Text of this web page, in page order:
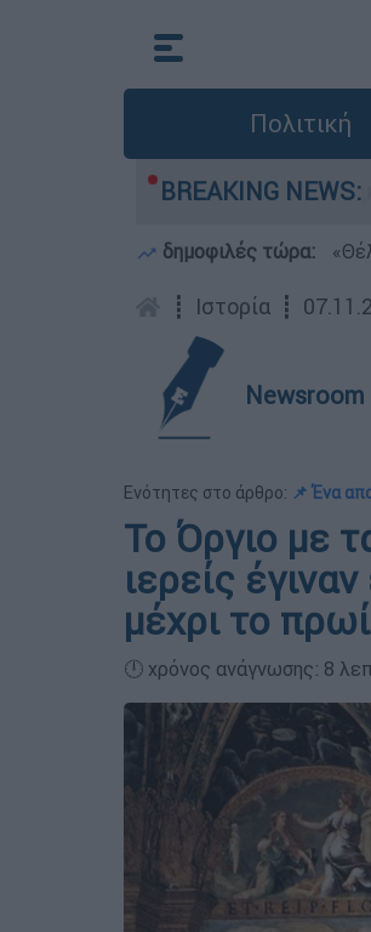
Πολιτική
BREAKING NEWS:
σε καταψύκτη στον
δημοφιλές τώρα:
┋ Ιστορία ┋
Newsroom
Ενότητες στο άρθρο: 📌 Ένα
Το Όργιο με
ιερείς
μέχρι το πρωί
🕛 χρόνος ανάγνωσης: 8